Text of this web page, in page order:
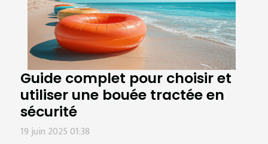
Guide complet pour choisir et
utiliser une bouée tractée en
sécurité
19 juin 2025 01:38